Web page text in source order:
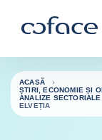
Înapoi la pagina
ACASĂ
ȘTIRI, ECONOMIE ȘI
ANALIZE
ELVEȚIA